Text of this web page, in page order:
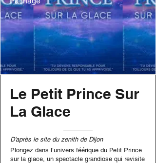
Le Petit Prince Sur
La Glace
D'après le site du zenith de Dijon
Plongez dans l’univers féérique du Petit Prince
sur la glace, un spectacle grandiose qui revisite